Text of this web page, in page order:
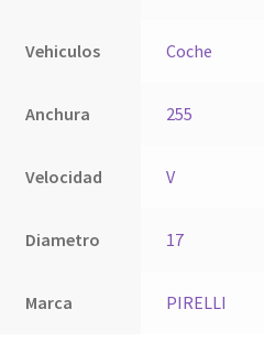
Vehiculos Coche
Anchura 255
Velocidad V
Diametro 17
Marca PIRELLI